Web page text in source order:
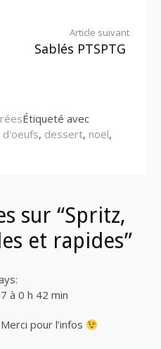
Article suivant
Sablés PTSPTG
Étiqueté avec
d'oeufs, dessert, noël,
sur “Spritz,
et rapides”
à 0 h 42 min
pour l’infos